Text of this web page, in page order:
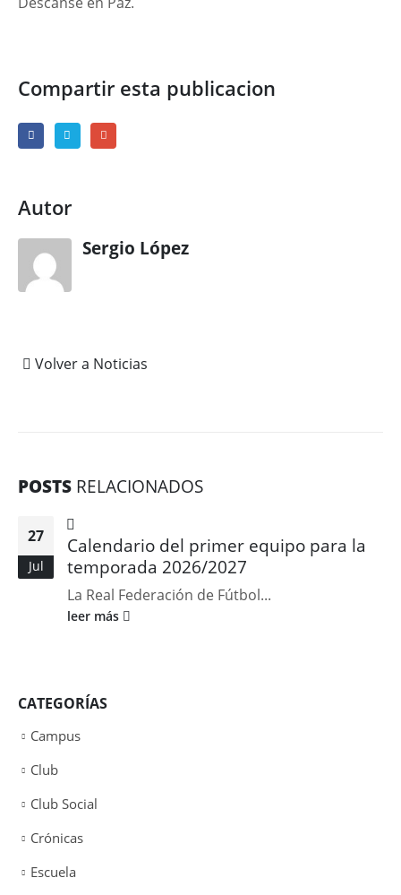
Compartir esta publicacion
Autor
Sergio López
Volver a Noticias
POSTS RELACIONADOS
27
Jul
Calendario del primer equipo para la
temporada 2026/2027
La Real Federación de Fútbol...
leer más
CATEGORÍAS
Campus
Club
Club Social
Crónicas
Escuela